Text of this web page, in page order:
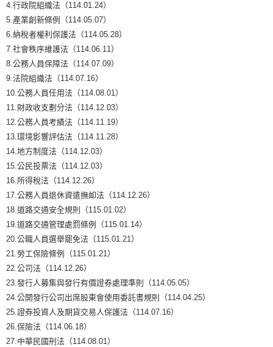
4.行政院組織法（114.01.24）
5.產業創新條例（114.05.07）
6.納稅者權利保護法（114.05.28）
7.社會秩序維護法（114.06.11）
8.公務人員保障法（114.07.09）
9.法院組織法（114.07.16）
10.公務人員任用法（114.08.01）
11.財政收支劃分法（114.12.03）
12.公務人員考績法（114.11.19）
13.環境影響評估法（114.11.28）
14.地方制度法（114.12.03）
15.公民投票法（114.12.03）
16.所得稅法（114.12.26）
17.公務人員退休資遣撫卹法（114.12.26）
18.道路交通安全規則（115.01.02）
19.道路交通管理處罰條例（115.01.14）
20.公職人員選舉罷免法（115.01.21）
21.勞工保險條例（115.01.21）
22.公司法（114.12.26）
23.發行人募集與發行有價證券處理準則（114.05.05）
24.公開發行公司出席股東會使用委託書規則（114.04.25）
25.證券投資人及期貨交易人保護法（114.07.16）
26.保險法（114.06.18）
27.中華民國刑法（114.08.01）